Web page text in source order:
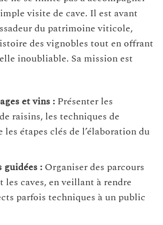
visite de cave. Il est avant
du patrimoine viticole,
des vignobles tout en offrant
inoubliable. Sa mission est
et vins :Présenter les
raisins, les techniques de
étapes clés de l’élaboration du
guidées :Organiser des parcours
les caves, en veillant à rendre
parfois techniques à un public